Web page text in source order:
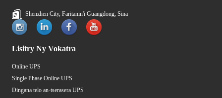
Shenzhen City, Faritanin'i Guangdong, Sina
Lisitry Ny Vokatra
Online UPS
Single Phase Online UPS
Dingana telo an-tserasera UPS